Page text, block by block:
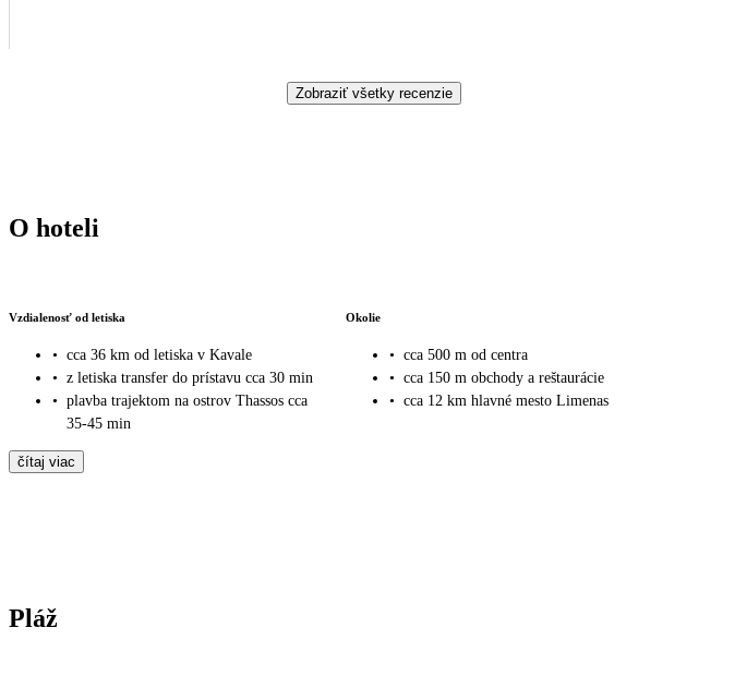
Zobraziť všetky recenzie
O hoteli
Vzdialenosť od letiska
• cca 36 km od letiska v Kavale
• z letiska transfer do prístavu cca 30 min
• plavba trajektom na ostrov Thassos cca
35-45 min
čítaj viac
Okolie
• cca 500 m od centra
• cca 150 m obchody a reštaurácie
• cca 12 km hlavné mesto Limenas
Pláž